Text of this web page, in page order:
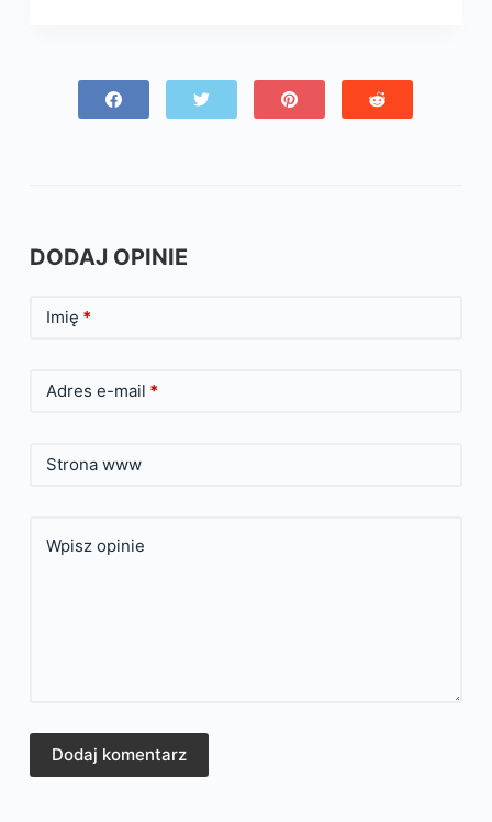
DODAJ OPINIE
Imię *
Adres e-mail *
Strona www
Wpisz opinie
Dodaj komentarz